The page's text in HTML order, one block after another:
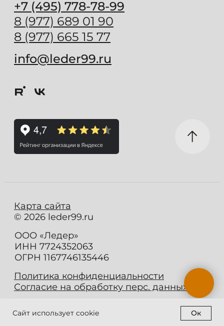
Сайт использует cookie Ок